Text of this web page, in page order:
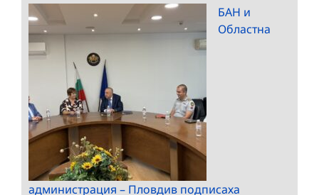
БАН и
Областна
администрация – Пловдив подписаха